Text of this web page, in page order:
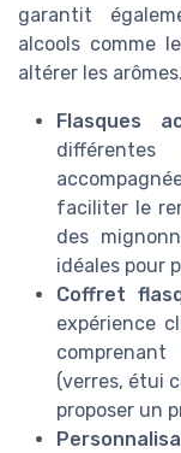
garantit
alcools comme
altérer les arômes.
Flasques
faciliter le
des
idéales pour
Coffret
expérience
(verres, étui
proposer un